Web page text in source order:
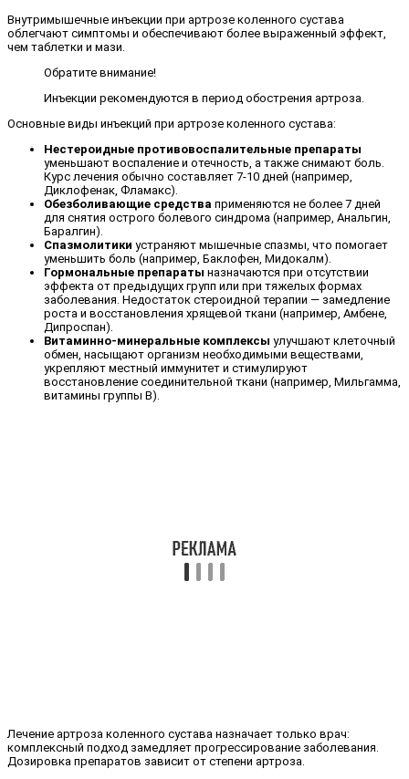
Внутримышечные инъекции при артрозе коленного сустава
облегчают симптомы и обеспечивают более выраженный эффект,
чем таблетки и мази.
Обратите внимание!
Инъекции рекомендуются в период обострения артроза.
Основные виды инъекций при артрозе коленного сустава:
Нестероидные противовоспалительные препараты
уменьшают воспаление и отечность, а также снимают боль.
Курс лечения обычно составляет 7-10 дней (например,
Диклофенак, Фламакс).
Обезболивающие средства применяются не более 7 дней
для снятия острого болевого синдрома (например, Анальгин,
Баралгин).
Спазмолитики устраняют мышечные спазмы, что помогает
уменьшить боль (например, Баклофен, Мидокалм).
Гормональные препараты назначаются при отсутствии
эффекта от предыдущих групп или при тяжелых формах
заболевания. Недостаток стероидной терапии — замедление
роста и восстановления хрящевой ткани (например, Амбене,
Дипроспан).
Витаминно-минеральные комплексы улучшают клеточный
обмен, насыщают организм необходимыми веществами,
укрепляют местный иммунитет и стимулируют
восстановление соединительной ткани (например, Мильгамма,
витамины группы В).
Лечение артроза коленного сустава назначает только врач:
комплексный подход замедляет прогрессирование заболевания.
Дозировка препаратов зависит от степени артроза.